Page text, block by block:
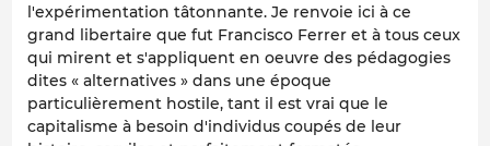
l'expérimentation tâtonnante. Je renvoie ici à ce
grand libertaire que fut Francisco Ferrer et à tous ceux
qui mirent et s'appliquent en oeuvre des pédagogies
dites « alternatives » dans une époque
particulièrement hostile, tant il est vrai que le
capitalisme à besoin d'individus coupés de leur